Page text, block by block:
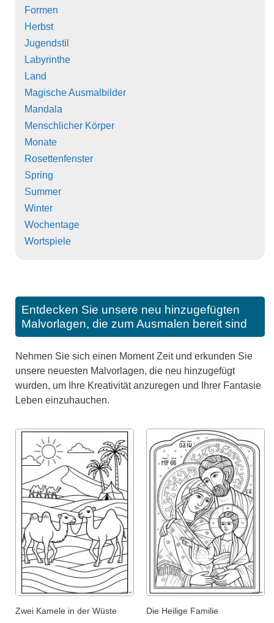
Formen
Herbst
Jugendstil
Labyrinthe
Land
Magische Ausmalbilder
Mandala
Menschlicher Körper
Monate
Rosettenfenster
Spring
Summer
Winter
Wochentage
Wortspiele
Entdecken Sie unsere neu hinzugefügten
Malvorlagen, die zum Ausmalen bereit sind
Nehmen Sie sich einen Moment Zeit und erkunden Sie
unsere neuesten Malvorlagen, die neu hinzugefügt
wurden, um Ihre Kreativität anzuregen und Ihrer Fantasie
Leben einzuhauchen.
Zwei Kamele in der Wüste Die Heilige Familie